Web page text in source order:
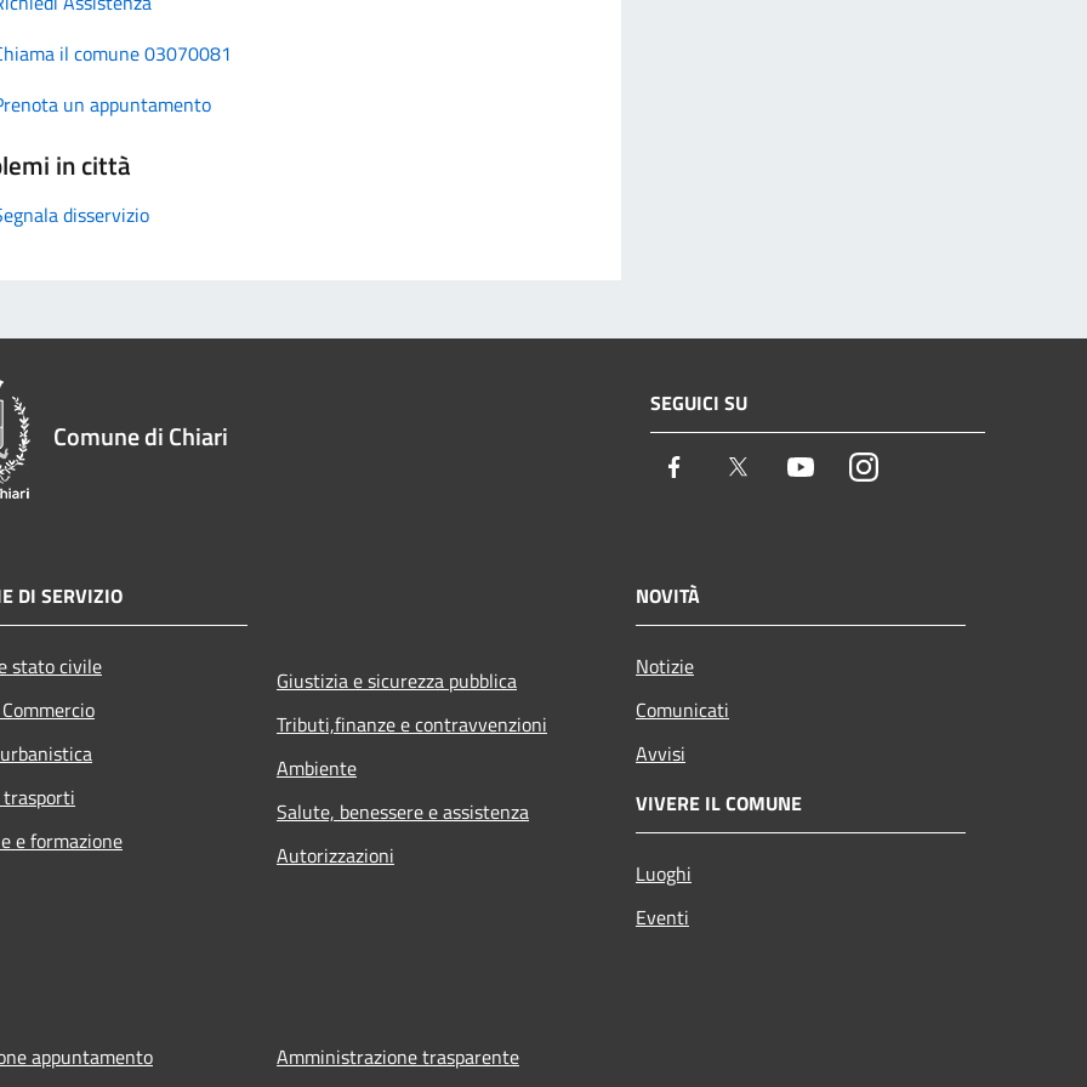
il comune 03070081
un appuntamento
in città
disservizio
Comune di Chiari
SEGUICI SU
Facebook Twitter YoutubeInstagram
DI SERVIZIO
stato civile
e formazione
Giustizia e sicurezza pubblica
Tributi,finanze e contravvenzioni
Ambiente
Salute, benessere e assistenza
Autorizzazioni
NOVITÀ
Notizie
Comunicati
Avvisi
VIVERE IL COMUNE
Luoghi
Eventi
appuntamento
Amministrazione trasparente